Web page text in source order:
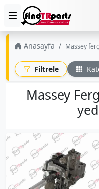
Anasayfa Massey
Filtrele
Massey